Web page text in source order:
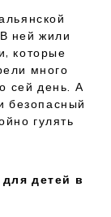
ней жили
которые
много
сей день. А
безопасный
гулять
детей в